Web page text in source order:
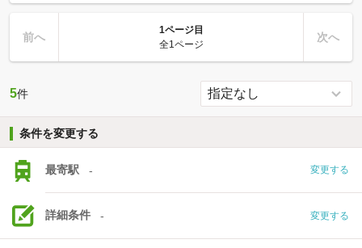
前へ
1ページ目
全1ページ
次へ
5件
条件を変更する
最寄駅 - 変更する
詳細条件 - 変更する